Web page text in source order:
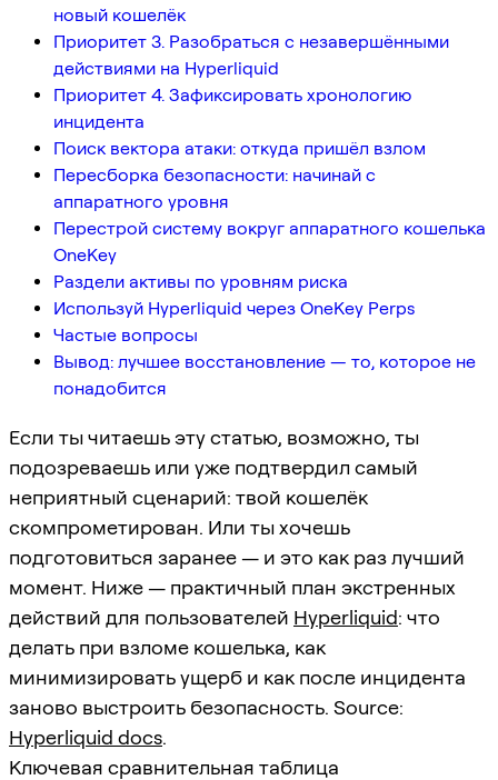
новый кошелёк
Приоритет 3. Разобраться с незавершёнными
действиями на Hyperliquid
Приоритет 4. Зафиксировать хронологию
инцидента
Поиск вектора атаки: откуда пришёл взлом
Пересборка безопасности: начинай с
аппаратного уровня
Перестрой систему вокруг аппаратного кошелька
OneKey
Раздели активы по уровням риска
Используй Hyperliquid через OneKey Perps
Частые вопросы
Вывод: лучшее восстановление — то, которое не
понадобится
Если ты читаешь эту статью, возможно, ты
подозреваешь или уже подтвердил самый
неприятный сценарий: твой кошелёк
скомпрометирован. Или ты хочешь
подготовиться заранее — и это как раз лучший
момент. Ниже — практичный план экстренных
действий для пользователей Hyperliquid: что
делать при взломе кошелька, как
минимизировать ущерб и как после инцидента
заново выстроить безопасность. Source:
Hyperliquid docs.
Ключевая сравнительная таблица